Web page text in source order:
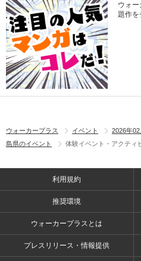
ウォ
題作
ウォーカープラス イベント 2026年02
島県のイベント
体験イベント・アクティ
利用規約
推奨環境
ウォーカープラスとは
プレスリリース・情報提供